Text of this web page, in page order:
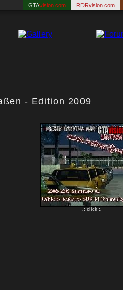
GTAvision.com RDRvision.com
- Edition 2009
.: click :.